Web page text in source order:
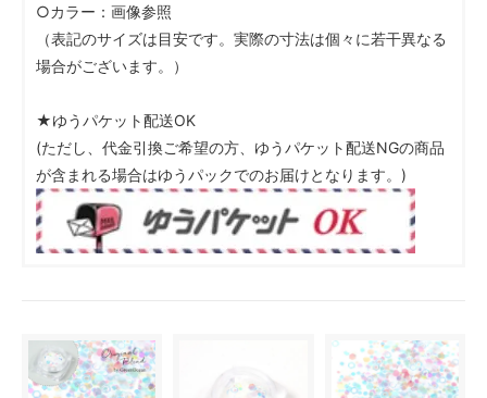
○カラー：画像参照
（表記のサイズは目安です。実際の寸法は個々に若干異なる
場合がございます。）
★ゆうパケット配送OK
(ただし、代金引換ご希望の方、ゆうパケット配送NGの商品
が含まれる場合はゆうパックでのお届けとなります。)